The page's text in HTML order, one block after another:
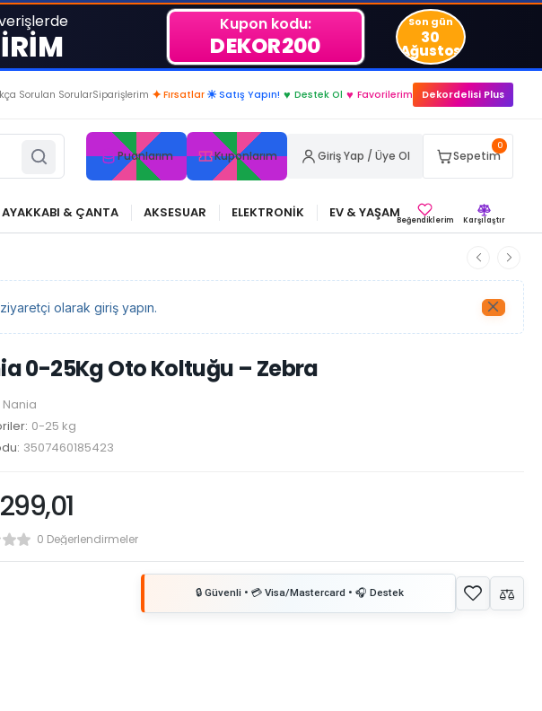
Kupon kodu:
DEKOR200
Son gün
30
Ağustos
DAİMA KÂRDASINIZ...
Sorulan SorularSiparişlerim ✦ Fırsatlar ☀ Satış Yapın! ♥ Destek Ol ♥ Favorilerim Dekordelisi Plus
Puanlarım Kuponlarım Giriş Yap / Üye Ol
0
Sepetim
AYAKKABI & ÇANTA AKSESUAR ELEKTRONİK EV & YAŞAMBeğendiklerim Karşılaştır
olarak giriş yapın.
0-25Kg Oto Koltuğu – Zebra
Nania
0-25 kg
3507460185423
0 Değerlendirmeler